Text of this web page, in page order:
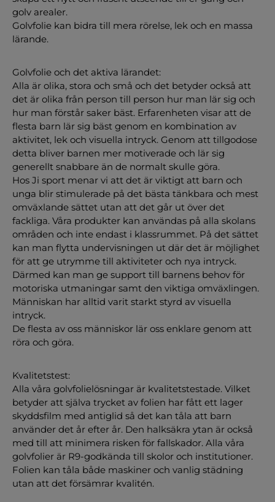
golv arealer.
Golvfolie kan bidra till mera rörelse, lek och en massa
lärande.
Golvfolie och det aktiva lärandet:
Alla är olika, stora och små och det betyder också att
det är olika från person till person hur man lär sig och
hur man förstår saker bäst. Erfarenheten visar att de
flesta barn lär sig bäst genom en kombination av
aktivitet, lek och visuella intryck. Genom att tillgodose
detta bliver barnen mer motiverade och lär sig
generellt snabbare än de normalt skulle göra.
Hos Ji sport menar vi att det är viktigt att barn och
unga blir stimulerade på det bästa tänkbara och mest
omväxlande sättet utan att det går ut över det
fackliga. Våra produkter kan användas på alla skolans
områden och inte endast i klassrummet. På det sättet
kan man flytta undervisningen ut där det är möjlighet
för att ge utrymme till aktiviteter och nya intryck.
Därmed kan man ge support till barnens behov för
motoriska utmaningar samt den viktiga omväxlingen.
Människan har alltid varit starkt styrd av visuella
intryck.
De flesta av oss människor lär oss enklare genom att
röra och göra.
Kvalitetstest:
Alla våra golvfolielösningar är kvalitetstestade. Vilket
betyder att själva trycket av folien har fått ett lager
skyddsfilm med antiglid så det kan tåla att barn
använder det år efter år. Den halksäkra ytan är också
med till att minimera risken för fallskador. Alla våra
golvfolier är R9-godkända till skolor och institutioner.
Folien kan tåla både maskiner och vanlig städning
utan att det försämrar kvalitén.